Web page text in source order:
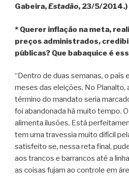
Gabeira,Estadão, 23/5/2014.)
* Querer inflação na meta,
preços administrados,
públicas? Que babaquice é
“Dentro de duas semanas, o país
meses das eleições. No Planalto,
término do mandato seria
foi abandonada há muito tempo.
alimenta ilusões. Está
tem uma travessia muito difícil
satisfeito se, nessa reta final,
aos trancos e barrancos até a
as coisas fujam ao controle em